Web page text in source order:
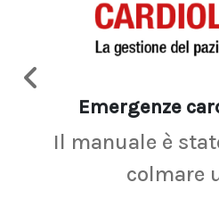
Emergenze
Il manuale è
colmare